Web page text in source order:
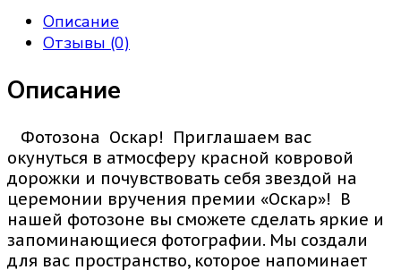
Описание
Отзывы (0)
Описание
Фотозона Оскар! Приглашаем вас
окунуться в атмосферу красной ковровой
дорожки и почувствовать себя звездой на
церемонии вручения премии «Оскар»! В
нашей фотозоне вы сможете сделать яркие и
запоминающиеся фотографии. Мы создали
для вас пространство, которое напоминает